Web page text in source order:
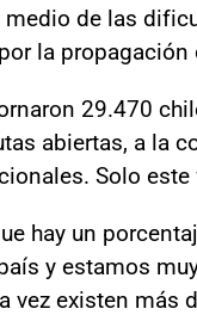
medio de las
la propagación
29.470
abiertas, a la
Solo
hay un
y estamos
vez existen más